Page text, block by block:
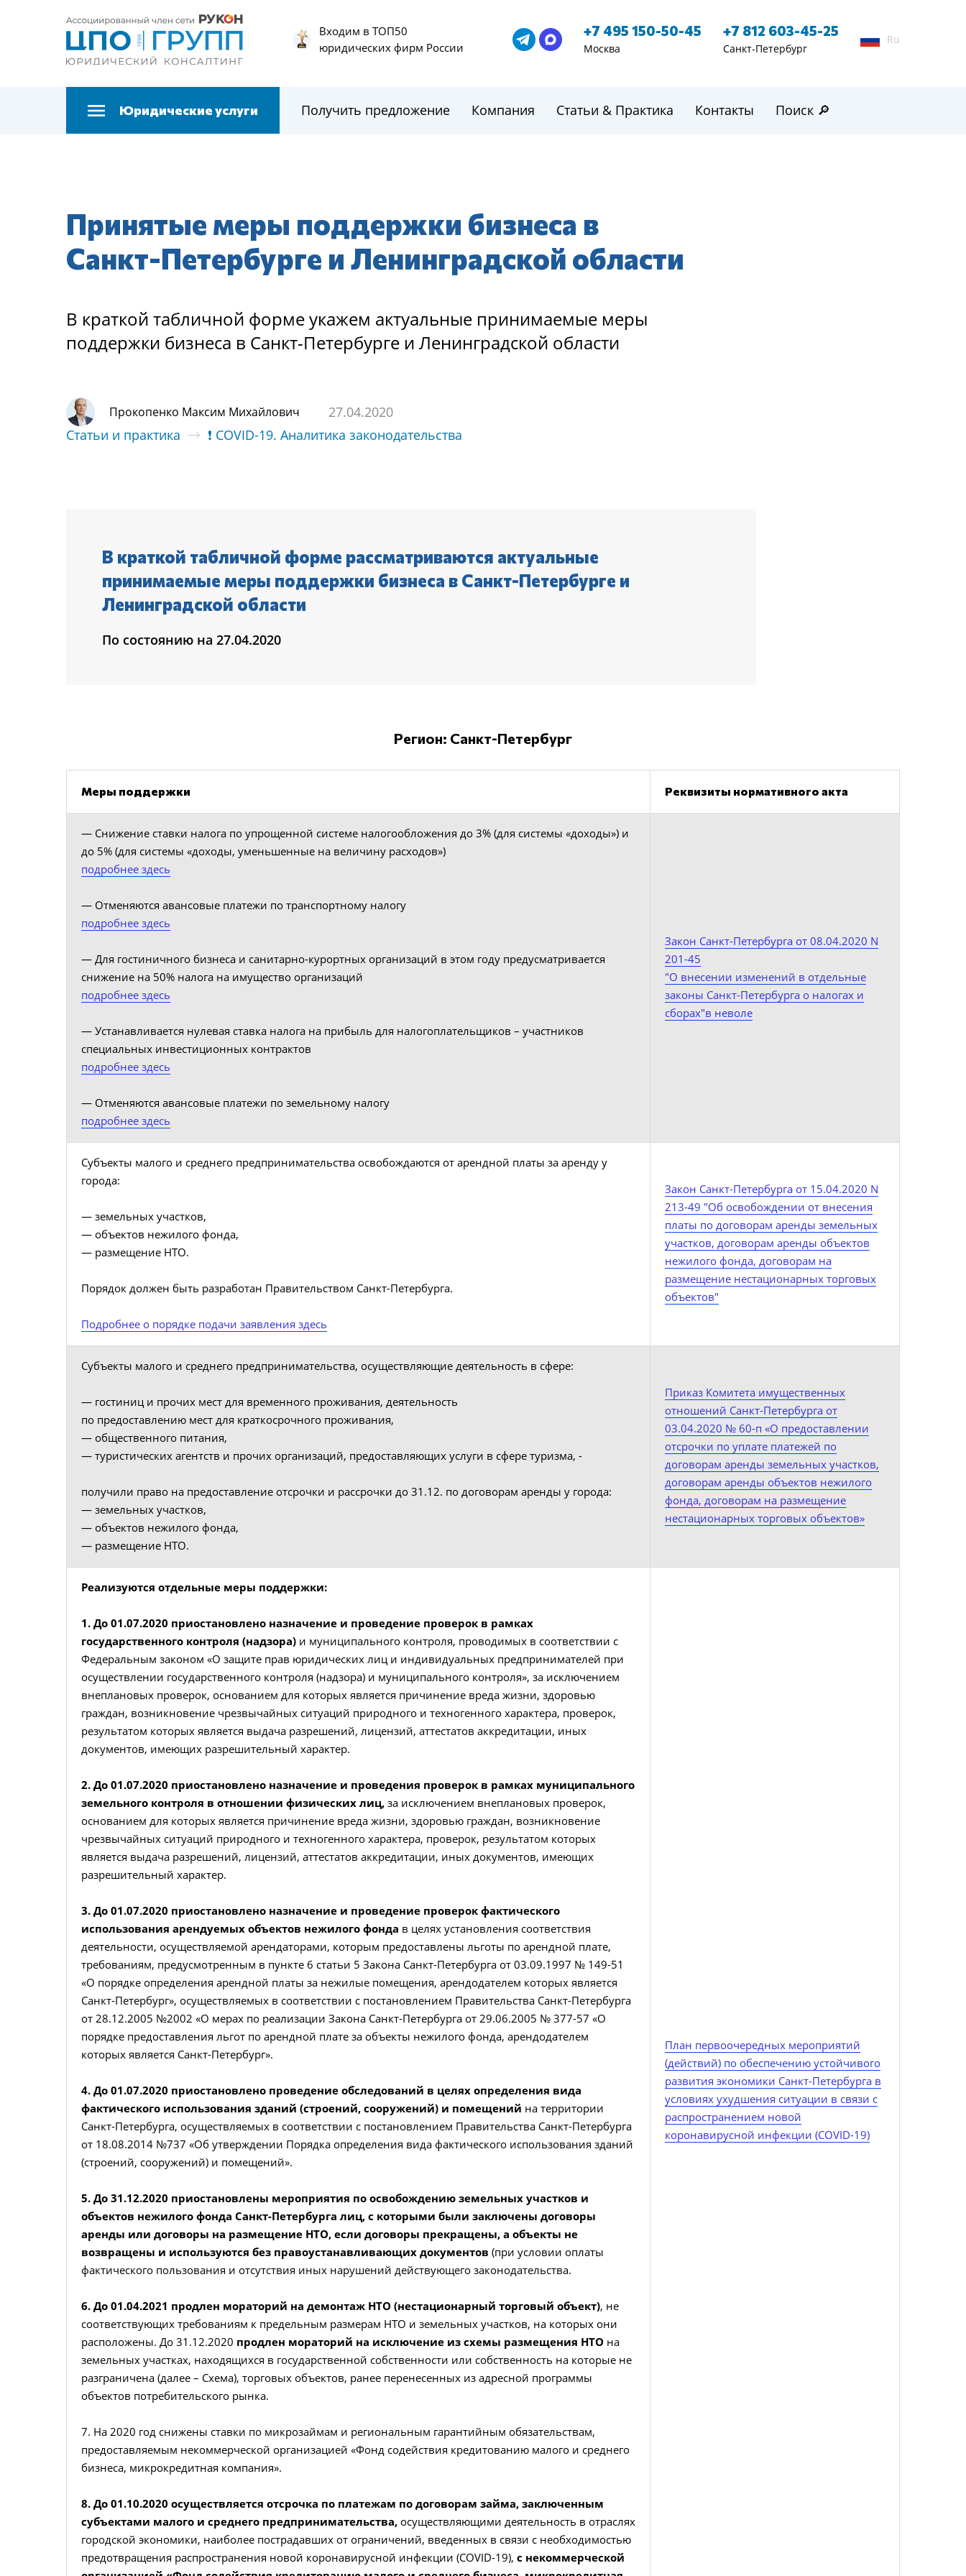
Входим в ТОП50
юридических фирм России
+7 495 150-50-45
Москва
+7 812 603-45-25
Санкт-Петербург
Ru
Юридические услуги Получить предложение Компания Статьи & Практика Контакты Поиск 🔎
Принятые меры поддержки бизнеса в
Санкт-Петербурге и Ленинградской области
В краткой табличной форме укажем актуальные принимаемые меры
поддержки бизнеса в Санкт-Петербурге и Ленинградской области
Прокопенко Максим Михайлович
27.04.2020
Статьи и практика
❗ COVID-19. Аналитика законодательства
В краткой табличной форме рассматриваются актуальные
принимаемые меры поддержки бизнеса в Санкт-Петербурге и
Ленинградской области
По состоянию на 27.04.2020
Регион: Санкт-Петербург
Меры поддержки Реквизиты нормативного акта
— Снижение ставки налога по упрощенной системе налогообложения до 3% (для системы «доходы») и
до 5% (для системы «доходы, уменьшенные на величину расходов»)
подробнее здесь
— Отменяются авансовые платежи по транспортному налогу
подробнее здесь
— Для гостиничного бизнеса и санитарно-курортных организаций в этом году предусматривается
снижение на 50% налога на имущество организаций
подробнее здесь
— Устанавливается нулевая ставка налога на прибыль для налогоплательщиков – участников
специальных инвестиционных контрактов
подробнее здесь
— Отменяются авансовые платежи по земельному налогу
подробнее здесь
Закон Санкт-Петербурга от 08.04.2020 N
201-45
"О внесении изменений в отдельные
законы Санкт-Петербурга о налогах и
сборах"в неволе
Субъекты малого и среднего предпринимательства освобождаются от арендной платы за аренду у
города:
— земельных участков,
— объектов нежилого фонда,
— размещение НТО.
Порядок должен быть разработан Правительством Санкт-Петербурга.
Подробнее о порядке подачи заявления здесь
Закон Санкт-Петербурга от 15.04.2020 N
213-49 "Об освобождении от внесения
платы по договорам аренды земельных
участков, договорам аренды объектов
нежилого фонда, договорам на
размещение нестационарных торговых
объектов"
Субъекты малого и среднего предпринимательства, осуществляющие деятельность в сфере:
— гостиниц и прочих мест для временного проживания, деятельность
по предоставлению мест для краткосрочного проживания,
— общественного питания,
— туристических агентств и прочих организаций, предоставляющих услуги в сфере туризма, -
получили право на предоставление отсрочки и рассрочки до 31.12. по договорам аренды у города:
— земельных участков,
— объектов нежилого фонда,
— размещение НТО.
Приказ Комитета имущественных
отношений Санкт-Петербурга от
03.04.2020 № 60-п «О предоставлении
отсрочки по уплате платежей по
договорам аренды земельных участков,
договорам аренды объектов нежилого
фонда, договорам на размещение
нестационарных торговых объектов»
Реализуются отдельные меры поддержки:
1. До 01.07.2020 приостановлено назначение и проведение проверок в рамках
государственного контроля (надзора) и муниципального контроля, проводимых в соответствии с
Федеральным законом «О защите прав юридических лиц и индивидуальных предпринимателей при
осуществлении государственного контроля (надзора) и муниципального контроля», за исключением
внеплановых проверок, основанием для которых является причинение вреда жизни, здоровью
граждан, возникновение чрезвычайных ситуаций природного и техногенного характера, проверок,
результатом которых является выдача разрешений, лицензий, аттестатов аккредитации, иных
документов, имеющих разрешительный характер.
2. До 01.07.2020 приостановлено назначение и проведения проверок в рамках муниципального
земельного контроля в отношении физических лиц, за исключением внеплановых проверок,
основанием для которых является причинение вреда жизни, здоровью граждан, возникновение
чрезвычайных ситуаций природного и техногенного характера, проверок, результатом которых
является выдача разрешений, лицензий, аттестатов аккредитации, иных документов, имеющих
разрешительный характер.
3. До 01.07.2020 приостановлено назначение и проведение проверок фактического
использования арендуемых объектов нежилого фонда в целях установления соответствия
деятельности, осуществляемой арендаторами, которым предоставлены льготы по арендной плате,
требованиям, предусмотренным в пункте 6 статьи 5 Закона Санкт-Петербурга от 03.09.1997 № 149-51
«О порядке определения арендной платы за нежилые помещения, арендодателем которых является
Санкт-Петербург», осуществляемых в соответствии с постановлением Правительства Санкт-Петербурга
от 28.12.2005 №2002 «О мерах по реализации Закона Санкт-Петербурга от 29.06.2005 № 377-57 «О
порядке предоставления льгот по арендной плате за объекты нежилого фонда, арендодателем
которых является Санкт-Петербург».
4. До 01.07.2020 приостановлено проведение обследований в целях определения вида
фактического использования зданий (строений, сооружений) и помещений на территории
Санкт-Петербурга, осуществляемых в соответствии с постановлением Правительства Санкт-Петербурга
от 18.08.2014 №737 «Об утверждении Порядка определения вида фактического использования зданий
(строений, сооружений) и помещений».
5. До 31.12.2020 приостановлены мероприятия по освобождению земельных участков и
объектов нежилого фонда Санкт-Петербурга лиц, с которыми были заключены договоры
аренды или договоры на размещение НТО, если договоры прекращены, а объекты не
возвращены и используются без правоустанавливающих документов (при условии оплаты
фактического пользования и отсутствия иных нарушений действующего законодательства.
6. До 01.04.2021 продлен мораторий на демонтаж НТО (нестационарный торговый объект), не
соответствующих требованиям к предельным размерам НТО и земельных участков, на которых они
расположены. До 31.12.2020 продлен мораторий на исключение из схемы размещения НТО на
земельных участках, находящихся в государственной собственности или собственность на которые не
разграничена (далее – Схема), торговых объектов, ранее перенесенных из адресной программы
объектов потребительского рынка.
7. На 2020 год снижены ставки по микрозаймам и региональным гарантийным обязательствам,
предоставляемым некоммерческой организацией «Фонд содействия кредитованию малого и среднего
бизнеса, микрокредитная компания».
8. До 01.10.2020 осуществляется отсрочка по платежам по договорам займа, заключенным
субъектами малого и среднего предпринимательства, осуществляющими деятельность в отраслях
городской экономики, наиболее пострадавших от ограничений, введенных в связи с необходимостью
предотвращения распространения новой коронавирусной инфекции (COVID-19), с некоммерческой
План первоочередных мероприятий
(действий) по обеспечению устойчивого
развития экономики Санкт-Петербурга в
условиях ухудшения ситуации в связи с
распространением новой
коронавирусной инфекции (COVID-19)